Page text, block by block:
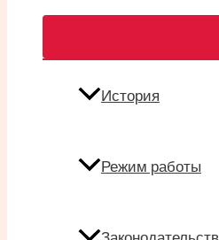
История
Режим работы